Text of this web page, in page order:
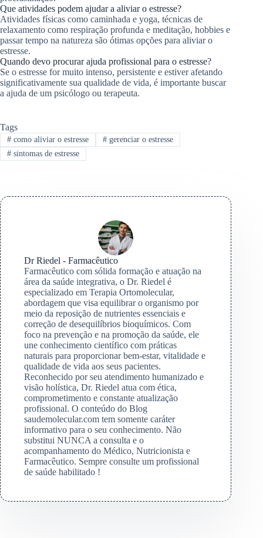
Que atividades podem ajudar a aliviar o estresse?
Atividades físicas como caminhada e yoga, técnicas de
relaxamento como respiração profunda e meditação, hobbies e
passar tempo na natureza são ótimas opções para aliviar o
estresse.
Quando devo procurar ajuda profissional para o estresse?
Se o estresse for muito intenso, persistente e estiver afetando
significativamente sua qualidade de vida, é importante buscar
a ajuda de um psicólogo ou terapeuta.
Tags
#como aliviar o estresse #gerenciar o estresse
#sintomas de estresse
Dr Riedel - Farmacêutico
Farmacêutico com sólida formação e atuação na
área da saúde integrativa, o Dr. Riedel é
especializado em Terapia Ortomolecular,
abordagem que visa equilibrar o organismo por
meio da reposição de nutrientes essenciais e
correção de desequilíbrios bioquímicos. Com
foco na prevenção e na promoção da saúde, ele
une conhecimento científico com práticas
naturais para proporcionar bem-estar, vitalidade e
qualidade de vida aos seus pacientes.
Reconhecido por seu atendimento humanizado e
visão holística, Dr. Riedel atua com ética,
comprometimento e constante atualização
profissional. O conteúdo do Blog
saudemolecular.com tem somente caráter
informativo para o seu conhecimento. Não
substitui NUNCA a consulta e o
acompanhamento do Médico, Nutricionista e
Farmacêutico. Sempre consulte um profissional
de saúde habilitado !